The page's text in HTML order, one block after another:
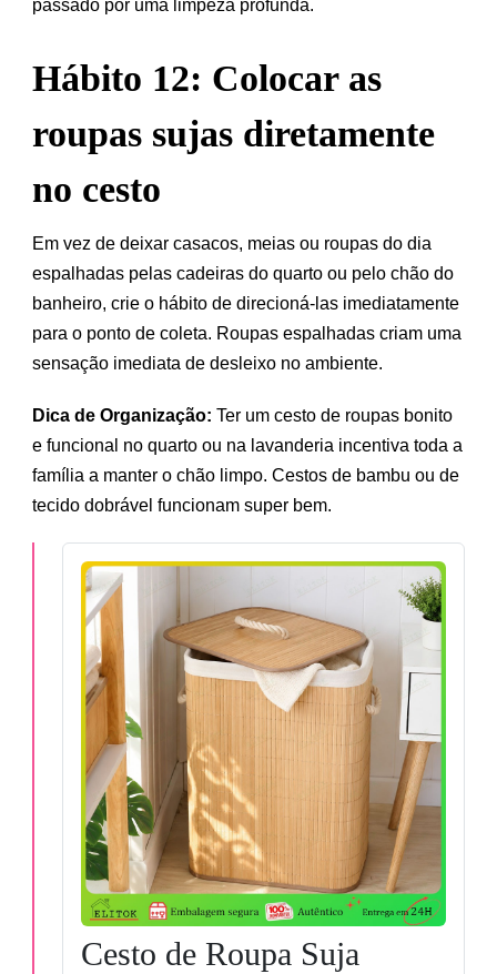
passado por uma limpeza profunda.
Hábito 12: Colocar as
roupas sujas diretamente
no cesto
Em vez de deixar casacos, meias ou roupas do dia
espalhadas pelas cadeiras do quarto ou pelo chão do
banheiro, crie o hábito de direcioná-las imediatamente
para o ponto de coleta. Roupas espalhadas criam uma
sensação imediata de desleixo no ambiente.
Dica de Organização: Ter um cesto de roupas bonito
e funcional no quarto ou na lavanderia incentiva toda a
família a manter o chão limpo. Cestos de bambu ou de
tecido dobrável funcionam super bem.
Cesto de Roupa Suja